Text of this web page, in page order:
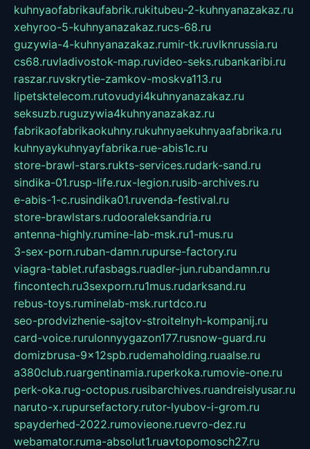
kuhnyaofabrikaufabrik.rukitubeu-2-kuhnyanazakaz.ru
xehyroo-5-kuhnyanazakaz.rucs-68.ru
guzywia-4-kuhnyanazakaz.rumir-tk.ruvlknrussia.ru
cs68.ruvladivostok-map.ruvideo-seks.rubankaribi.ru
raszar.ruvskrytie-zamkov-moskva113.ru
lipetsktelecom.rutovudyi4kuhnyanazakaz.ru
seksuzb.ruguzywia4kuhnyanazakaz.ru
fabrikaofabrikaokuhny.rukuhnyaekuhnyaafabrika.ru
kuhnyaykuhnyayfabrika.rue-abis1c.ru
store-brawl-stars.rukts-services.rudark-sand.ru
sindika-01.rusp-life.rux-legion.rusib-archives.ru
e-abis-1-c.rusindika01.ruvenda-festival.ru
store-brawlstars.rudooraleksandria.ru
antenna-highly.rumine-lab-msk.ru1-mus.ru
3-sex-porn.ruban-damn.rupurse-factory.ru
viagra-tablet.rufasbags.ruadler-jun.rubandamn.ru
fincontech.ru3sexporn.ru1mus.rudarksand.ru
rebus-toys.ruminelab-msk.rurtdco.ru
seo-prodvizhenie-sajtov-stroitelnyh-kompanij.ru
card-voice.rurulonnyygazon177.rusnow-guard.ru
domizbrusa-9x12spb.rudemaholding.ruaalse.ru
a380club.ruargentinamia.ruperkoka.rumovie-one.ru
perk-oka.rug-octopus.rusibarchives.ruandreislyusar.ru
naruto-x.rupursefactory.rutor-lyubov-i-grom.ru
spayderhed-2022.rumovieone.ruevro-dez.ru
webamator.ruma-absolut1.ruavtopomosch27.ru